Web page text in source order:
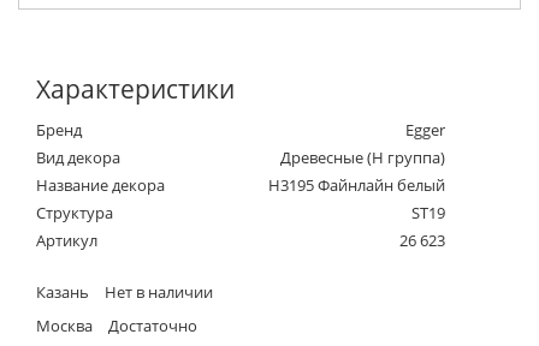
Характеристики
Бренд
Egger
Вид декора
Древесные (Н группа)
Название декора
H3195 Файнлайн белый
Структура
ST19
Артикул
26 623
Казань
Нет в наличии
Москва
Достаточно